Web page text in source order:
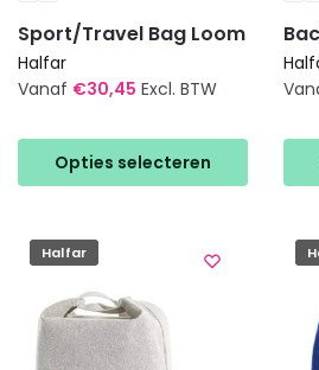
Sport/Travel Bag Loom
Halfar
Vanaf €30,45 Excl. BTW
Opties selecteren
product
heeft
variaties.
Deze
optie
kan
gekozen
Halfar